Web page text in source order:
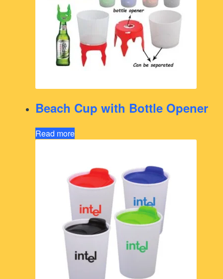
Beach Cup with Bottle Opener
Read more